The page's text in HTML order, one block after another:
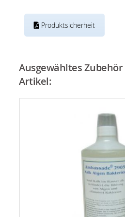
Produktsicherheit
Ausgewähltes
Artikel: